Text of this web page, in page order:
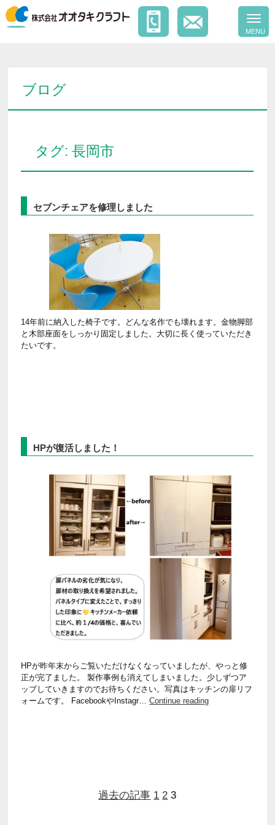
ブログ
タグ:長岡市
セブンチェアを修理しました
14年前に納入した椅子です。どんな名作でも壊れます。金物脚部
と木部座面をしっかり固定しました。大切に長く使っていただき
たいです。
HPが復活しました！
HPが昨年末からご覧いただけなくなっていましたが、やっと修
正が完了ました。 製作事例も消えてしまいました。少しずつア
ップしていきますのでお待ちください。写真はキッチンの扉リフ
ォームです。 FacebookやInstagr…Continue readingHP
過去の記事 1 2 3